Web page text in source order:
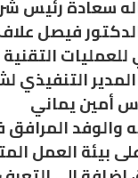
سعادة رئيس
الدكتور فيصل
التنفيذي
المرافق
بيئة العمل